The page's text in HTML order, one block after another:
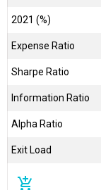
2021 (%)
Expense Ratio
Sharpe Ratio
Information Ratio
Alpha Ratio
Exit Load
add_shopping_cart